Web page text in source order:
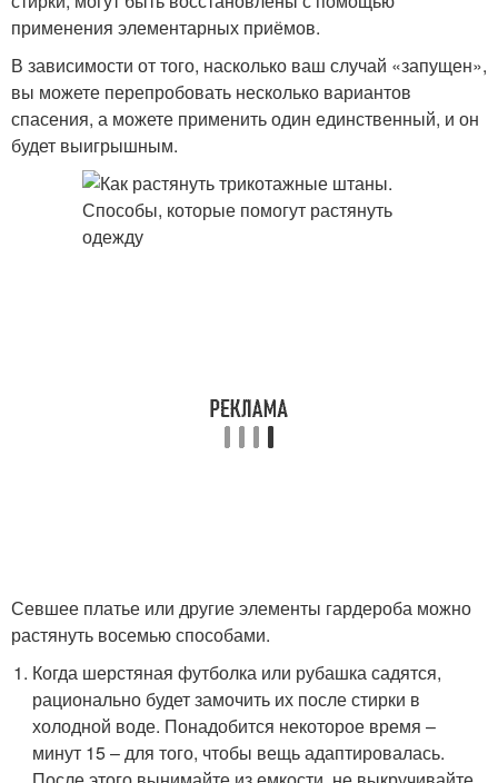
применения элементарных приёмов.
В зависимости от того, насколько ваш случай «запущен»,
вы можете перепробовать несколько вариантов
спасения, а можете применить один единственный, и он
будет выигрышным.
Севшее платье или другие элементы гардероба можно
растянуть восемью способами.
Когда шерстяная футболка или рубашка садятся,
рационально будет замочить их после стирки в
холодной воде. Понадобится некоторое время –
минут 15 – для того, чтобы вещь адаптировалась.